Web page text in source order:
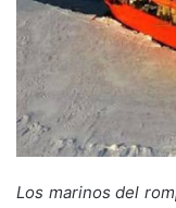
Los marinos del